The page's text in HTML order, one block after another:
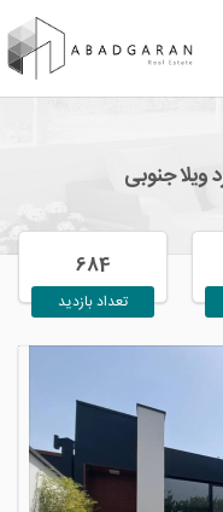
684
تعداد بازدید